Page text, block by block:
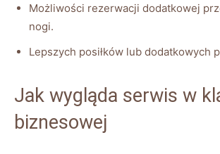
Możliwości rezerwacji⁣ dodatkowej
‌nogi.
Lepszych posiłków​ lub ⁢dodatkowych
Jak wygląda serwis w
biznesowej